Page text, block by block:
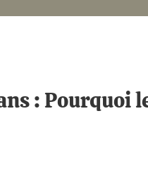
: Pourquoi